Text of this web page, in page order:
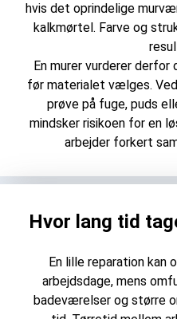
hvis det oprindelige
kalkmørtel. Farve og
En murer vurderer
før materialet vælges.
prøve på fuge, puds
mindsker risikoen for en
arbejder forkert
Hvor lang tid
En lille reparation kan
arbejdsdage, mens
badeværelser og større